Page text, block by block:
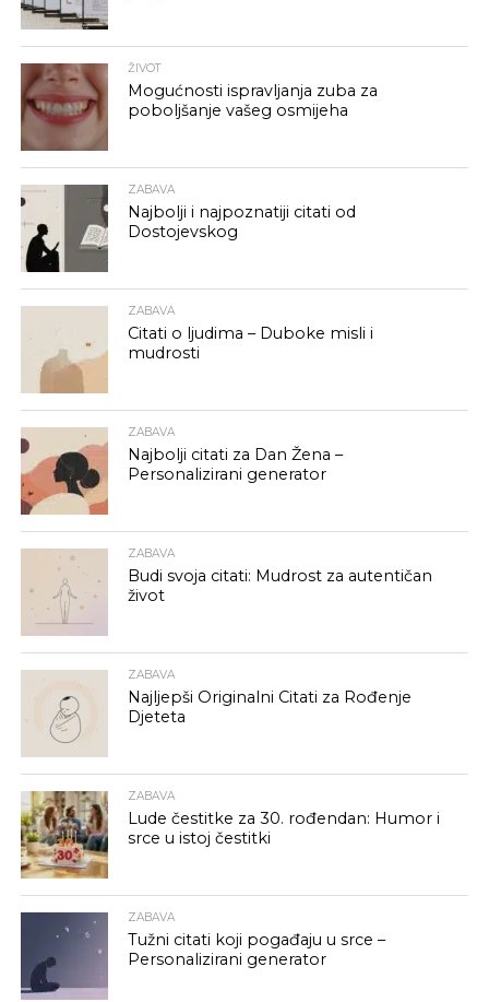
ŽIVOT
Mogućnosti ispravljanja zuba za
poboljšanje vašeg osmijeha
ZABAVA
Najbolji i najpoznatiji citati od
Dostojevskog
ZABAVA
Citati o ljudima – Duboke misli i
mudrosti
ZABAVA
Najbolji citati za Dan Žena –
Personalizirani generator
ZABAVA
Budi svoja citati: Mudrost za autentičan
život
ZABAVA
Najljepši Originalni Citati za Rođenje
Djeteta
ZABAVA
Lude čestitke za 30. rođendan: Humor i
srce u istoj čestitki
ZABAVA
Tužni citati koji pogađaju u srce –
Personalizirani generator